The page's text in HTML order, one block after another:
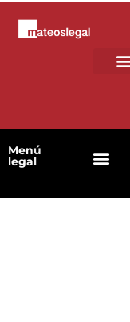
Menú
legal